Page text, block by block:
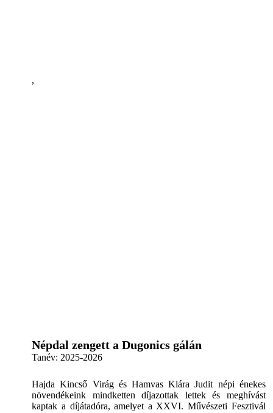
,
Népdal zengett a Dugonics gálán
Tanév: 2025-2026
Hajda Kincső Virág és Hamvas Klára Judit népi énekes
növendékeink mindketten díjazottak lettek és meghívást
kaptak a díjátadóra, amelyet a XXVI. Művészeti Fesztivál